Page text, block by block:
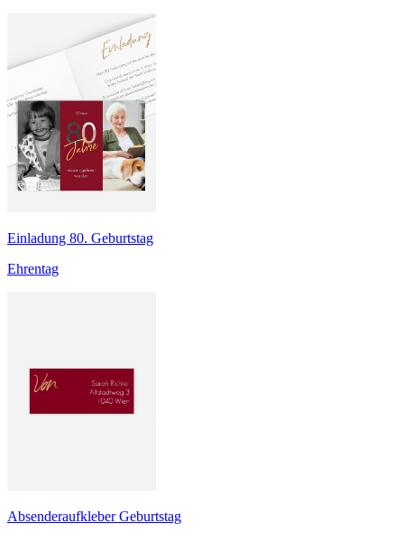
Einladung 80. Geburtstag
Ehrentag
Absenderaufkleber Geburtstag